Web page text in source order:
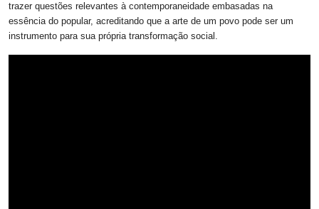
trazer questões relevantes à contemporaneidade embasadas na
essência do popular, acreditando que a arte de um povo pode ser um
instrumento para sua própria transformação social.